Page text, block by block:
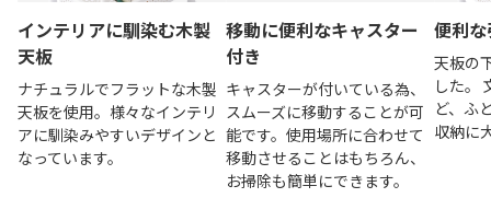
インテリアに馴染む木製
天板
ナチュラルでフラットな木製
天板を使用。様々なインテリ
アに馴染みやすいデザインと
なっています。
移動に便利なキャスター
付き
キャスターが付いている為、
スムーズに移動することが可
能です。使用場所に合わせて
移動させることはもちろん、
お掃除も簡単にできます。
便利
天板の
した。
ど、ふ
収納に